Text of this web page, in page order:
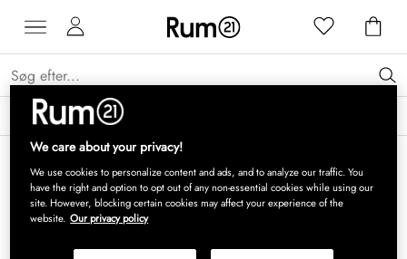
Få 15 % på Grythyttan Stålmöbler* →
We care about your privacy!
We use cookies to personalize content and ads, and to analyze our traffic. You
have the right and option to opt out of any non-essential cookies while using our
site. However, blocking certain cookies may affect your experience of the
website. Our privacy policy